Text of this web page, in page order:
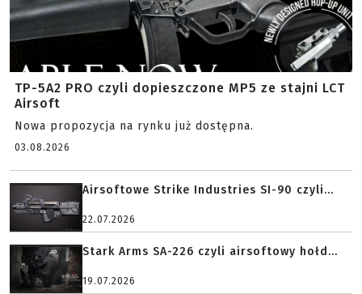
TP-5A2 PRO czyli dopieszczone MP5 ze stajni LCT
Airsoft
Nowa propozycja na rynku już dostępna.
03.08.2026
Airsoftowe Strike Industries SI-90 czyli...
22.07.2026
Stark Arms SA-226 czyli airsoftowy hołd...
19.07.2026